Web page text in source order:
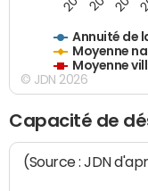
Annuité de
Moyenne
Moyenne
© JDN 2026
Capacité de
(Source : JDN